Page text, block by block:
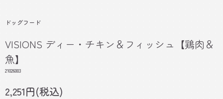
ドッグフード
VISIONS ディー・チキン＆フィッシュ【鶏肉＆
魚】
21026003
2,251円(税込)